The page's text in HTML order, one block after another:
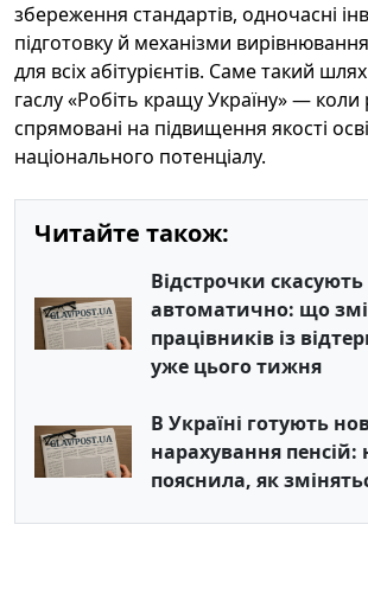
збереження стандартів, одночасні
підготовку й механізми
для всіх абітурієнтів. Саме такий
гаслу «Робіть кращу Україну» —
спрямовані на підвищення якості
національного потенціалу.
Читайте також:
Відстрочки скасують
автоматично: що
працівників із
уже цього тижня
В Україні готують
нарахування пенсій:
пояснила, як